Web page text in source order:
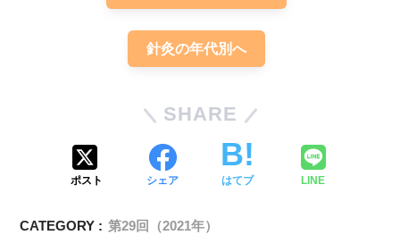
可能
針灸の年代別へ
SHARE
ポスト シェア はてブ LINE
CATEGORY : 第29回（2021年）